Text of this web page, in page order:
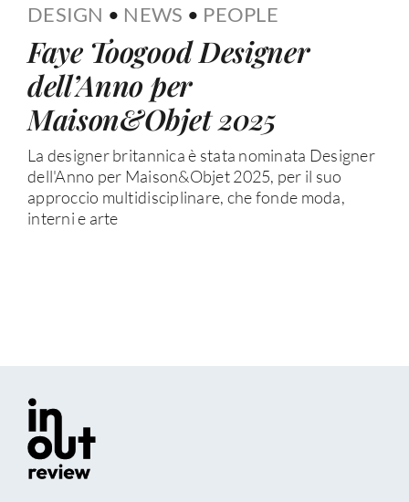
DESIGN • NEWS • PEOPLE
Faye Toogood Designer
dell’Anno per
Maison&Objet 2025
La designer britannica è stata nominata Designer
dell'Anno per Maison&Objet 2025, per il suo
approccio multidisciplinare, che fonde moda,
interni e arte